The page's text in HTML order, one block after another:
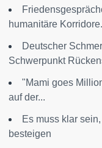
humanitäre
Deutscher
Schwerpunkt
"Mami goes
auf der...
Es muss klar
besteigen